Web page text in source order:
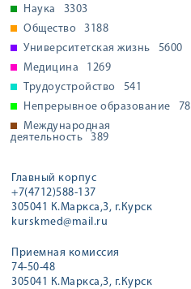
Наука
3303
Общество
3188
Университетская жизнь
5600
Медицина
1269
Трудоустройство
541
Непрерывное образование
78
Международная
деятельность
389
Главный корпус
+7(4712)588-137
305041 К.Маркса,3, г.Курск
kurskmed@mail.ru
Приемная комиссия
74-50-48
305041 К.Маркса,3, г.Курск